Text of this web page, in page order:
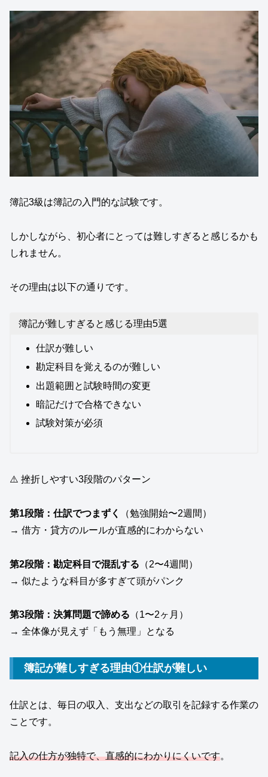
簿記3級は簿記の入門的な試験です。
しかしながら、初心者にとっては難しすぎると感じるかも
しれません。
その理由は以下の通りです。
簿記が難しすぎると感じる理由5選
仕訳が難しい
勘定科目を覚えるのが難しい
出題範囲と試験時間の変更
暗記だけで合格できない
試験対策が必須
⚠️ 挫折しやすい3段階のパターン
第1段階：仕訳でつまずく
（勉強開始〜2週間）
→ 借方・貸方のルールが直感的にわからない
第2段階：勘定科目で混乱する （2〜4週間）
→ 似たような科目が多すぎて頭がパンク
第3段階：決算問題で諦める （1〜2ヶ月）
→ 全体像が見えず「もう無理」となる
簿記が難しすぎる理由①仕訳が難しい
仕訳とは、毎日の収入、支出などの取引を記録する作業の
ことです。
記入の仕方が独特で、直感的にわかりにくいです。